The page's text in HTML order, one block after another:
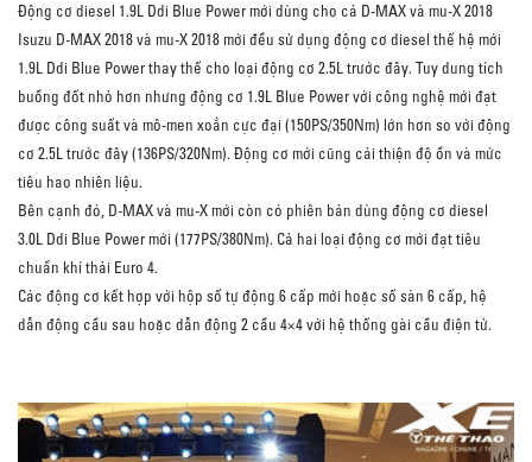
Động cơ diesel 1.9L Ddi Blue Power mới dùng cho cả D-MAX và mu-X 2018
Isuzu D-MAX 2018 và mu-X 2018 mới đều sử dụng động cơ diesel thế hệ mới
1.9L Ddi Blue Power thay thế cho loại động cơ 2.5L trước đây. Tuy dung tích
buồng đốt nhỏ hơn nhưng động cơ 1.9L Blue Power với công nghệ mới đạt
được công suất và mô-men xoắn cực đại (150PS/350Nm) lớn hơn so với động
cơ 2.5L trước đây (136PS/320Nm). Động cơ mới cũng cải thiện độ ồn và mức
tiêu hao nhiên liệu.
Bên cạnh đó, D-MAX và mu-X mới còn có phiên bản dùng động cơ diesel
3.0L Ddi Blue Power mới (177PS/380Nm). Cả hai loại động cơ mới đạt tiêu
chuẩn khí thải Euro 4.
Các động cơ kết hợp với hộp số tự động 6 cấp mới hoặc số sàn 6 cấp, hệ
dẫn động cầu sau hoặc dẫn động 2 cầu 4×4 với hệ thống gài cầu điện tử.